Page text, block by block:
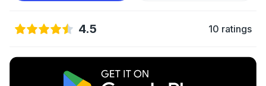
4.5 10 ratings